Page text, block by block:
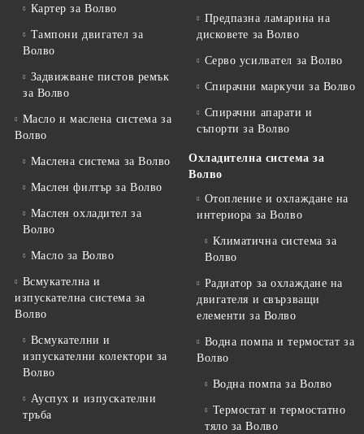
Картер за Волво
Тампони двигател за
Волво
Задвижване пистов ремък
за Волво
Масло и маслена система за
Волво
Маслена система за Волво
Маслен филтър за Волво
Маслен охладител за
Волво
Масло за Волво
Всмукателна и
изпускателна система за
Волво
Всмукателни и
изпускателни колектори за
Волво
Ауспух и изпускателни
тръба
Предпазна ламарина на
дисковете за Волво
Серво усилвател за Волво
Спирачни маркучи за Волво
Спирачни апарати и
съпорти за Волво
Охладителна система за
Волво
Отопление и охлаждане на
интериора за Волво
Климатична система за
Волво
Радиатор за охлаждане на
двигателя и свързващи
елементи за Волво
Водна помпа и термостат за
Волво
Водна помпа за Волво
Термостат и термостатно
тяло за Волво